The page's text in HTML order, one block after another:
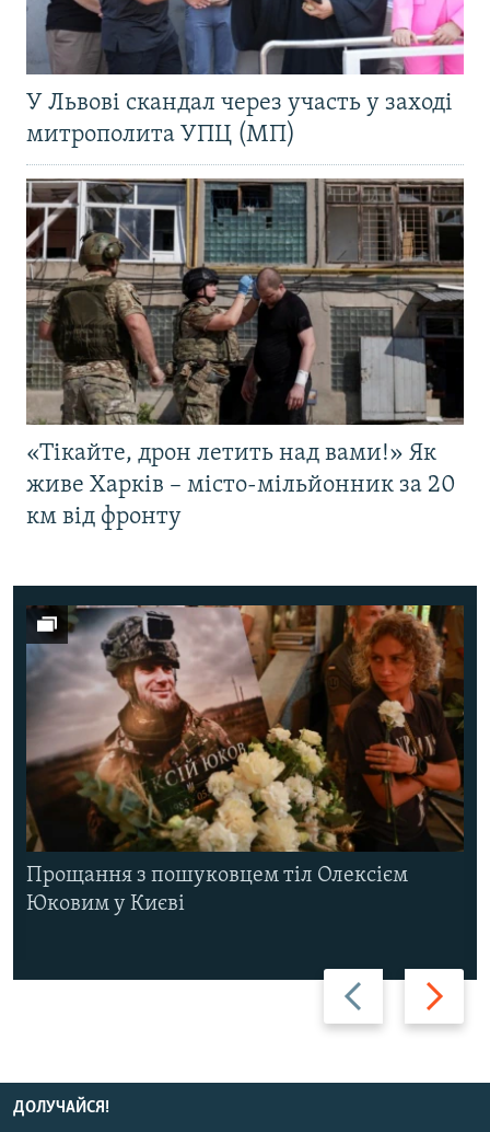
У Львові скандал через участь у заході
митрополита УПЦ (МП)
«Тікайте, дрон летить над вами!» Як
живе Харків – місто-мільйонник за 20
км від фронту
Назад Вперед
Прощання з пошуковцем тіл Олексієм
Юковим у Києві
ДОЛУЧАЙСЯ!